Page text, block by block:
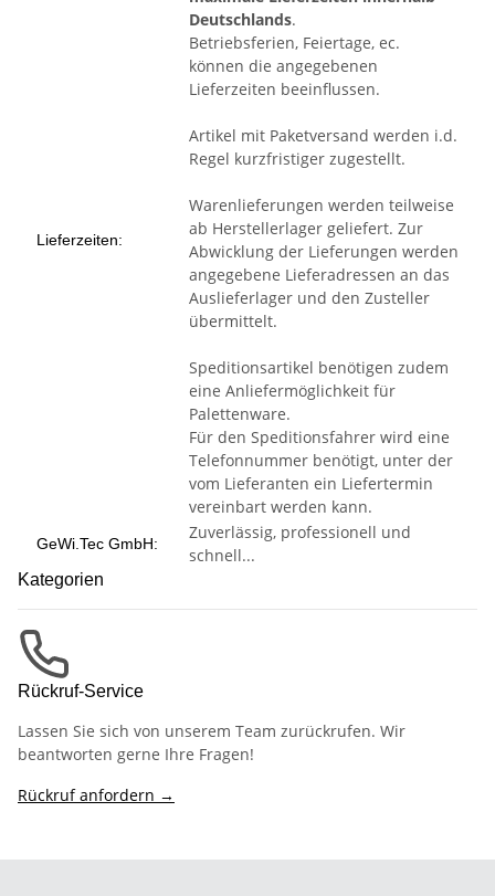
Lieferzeiten:
Deutschlands.
Betriebsferien, Feiertage, ec.
können die angegebenen
Lieferzeiten beeinflussen.
Artikel mit Paketversand werden i.d.
Regel kurzfristiger zugestellt.
Warenlieferungen werden teilweise
ab Herstellerlager geliefert. Zur
Abwicklung der Lieferungen werden
angegebene Lieferadressen an das
Auslieferlager und den Zusteller
übermittelt.
Speditionsartikel benötigen zudem
eine Anliefermöglichkeit für
Palettenware.
Für den Speditionsfahrer wird eine
Telefonnummer benötigt, unter der
vom Lieferanten ein Liefertermin
vereinbart werden kann.
GeWi.Tec GmbH:
Zuverlässig, professionell und
schnell...
Kategorien
Rückruf-Service
Lassen Sie sich von unserem Team zurückrufen. Wir
beantworten gerne Ihre Fragen!
Rückruf anfordern →